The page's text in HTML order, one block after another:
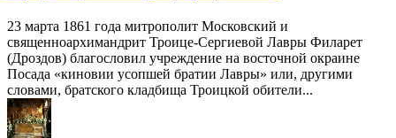
23 марта 1861 года митрополит Московский и
священноархимандрит Троице-Сергиевой Лавры Филарет
(Дроздов) благословил учреждение на восточной окраине
Посада «киновии усопшей братии Лавры» или, другими
словами, братского кладбища Троицкой обители...